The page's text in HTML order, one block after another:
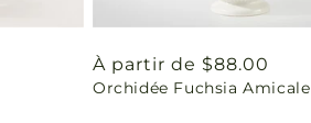
Prix
habituel
À partir de $88.00
Orchidée Fuchsia Amicale